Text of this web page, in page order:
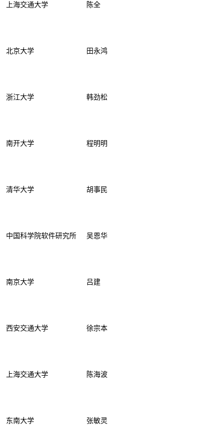
上海交通大学 陈全
北京大学 田永鸿
浙江大学 韩劲松
南开大学 程明明
清华大学 胡事民
中国科学院软件研究所 吴恩华
南京大学 吕建
西安交通大学 徐宗本
上海交通大学 陈海波
东南大学 张敏灵